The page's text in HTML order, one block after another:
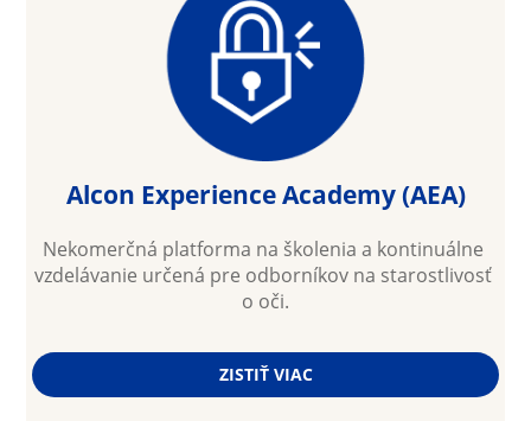
Alcon Experience Academy (AEA)
Nekomerčná platforma na školenia a kontinuálne
vzdelávanie určená pre odborníkov na starostlivosť
o oči.
ZISTIŤ VIAC